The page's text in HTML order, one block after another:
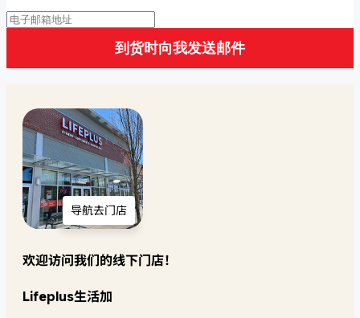
到货时向我发送邮件
导航去门店
欢迎访问我们的线下门店！
Lifeplus生活加